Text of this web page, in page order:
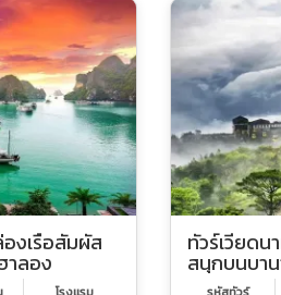
งเรือสัมผัส
าลอง
ทัวร์เวียด
สนุกบนบา